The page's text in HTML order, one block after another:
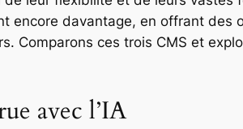
encore davantage, en offrant des
Comparons ces trois CMS et
avec l’IA